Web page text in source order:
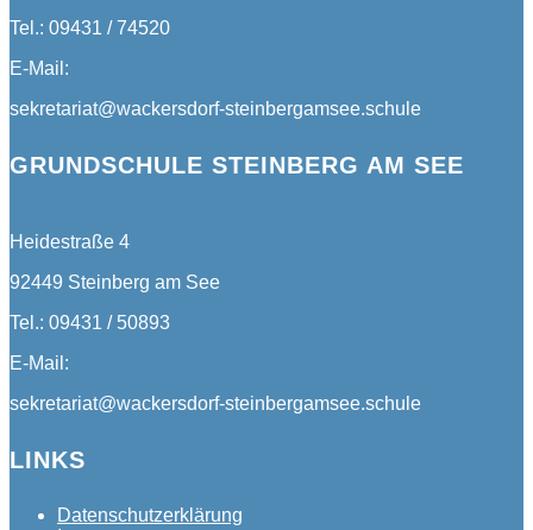
Tel.: 09431 / 74520
E-Mail:
sekretariat@wackersdorf-steinbergamsee.schule
GRUNDSCHULE STEINBERG AM SEE
Heidestraße 4
92449 Steinberg am See
Tel.: 09431 / 50893
E-Mail:
sekretariat@wackersdorf-steinbergamsee.schule
LINKS
Datenschutzerklärung